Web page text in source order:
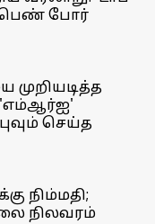
பெண் போர்
முறியடித்த
'எம்ஆர்ஐ'
செய்த
நிம்மதி;
நிலவரம்